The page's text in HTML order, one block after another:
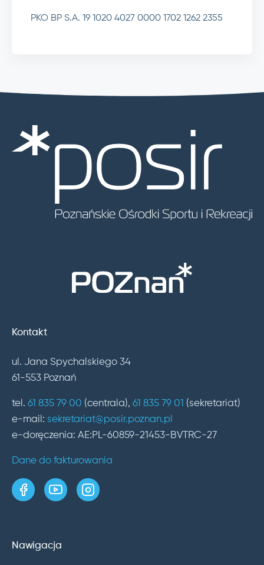
PKO BP S.A. 19 1020 4027 0000 1702 1262 2355
Kontakt
ul. Jana Spychalskiego 34
61-553 Poznań
tel. 61 835 79 00 (centrala), 61 835 79 01 (sekretariat)
e-mail: sekretariat@posir.poznan.pl
e-doręczenia: AE:PL-60859-21453-BVTRC-27
Dane do fakturowania
strona w serwisie Facebook
kanał w serwisie YouTube
profil w serwisie Instagram
Nawigacja